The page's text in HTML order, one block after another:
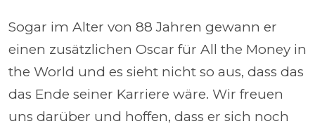
Sogar im Alter von 88 Jahren gewann er
einen zusätzlichen Oscar für All the Money in
the World und es sieht nicht so aus, dass das
das Ende seiner Karriere wäre. Wir freuen
uns darüber und hoffen, dass er sich noch